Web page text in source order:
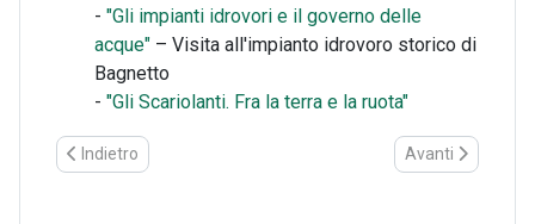
- "Gli impianti idrovori e il governo delle
acque" – Visita all'impianto idrovoro storico di
Bagnetto
- "Gli Scariolanti. Fra la terra e la ruota"
Articolo precedente: Le vie del sale tra Cervia e Bologna:
Indietro Articolo
Avanti